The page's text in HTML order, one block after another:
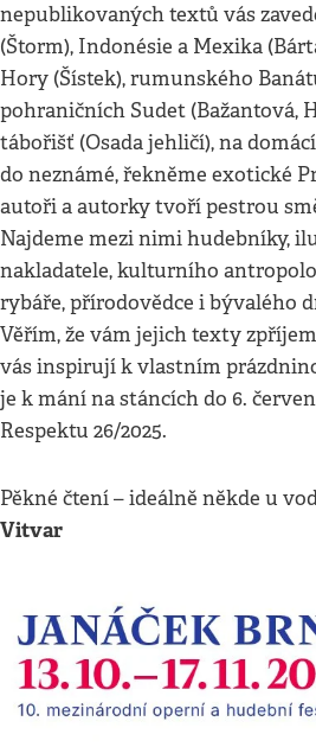
nepublikovaných textů vás
(Štorm), Indonésie a Mexika
Hory (Šístek), rumunského
pohraničních Sudet (Bažantová,
tábořišť (Osada jehličí), na
do neznámé, řekněme exotické
autoři a autorky tvoří pestrou
Najdeme mezi nimi hudebníky,
nakladatele, kulturního
rybáře, přírodovědce i bývalého
Věřím, že vám jejich texty
vás inspirují k vlastním
je k mání na stáncích do 6.
Respektu 26/2025.
Pěkné čtení – ideálně někde u
Vitvar